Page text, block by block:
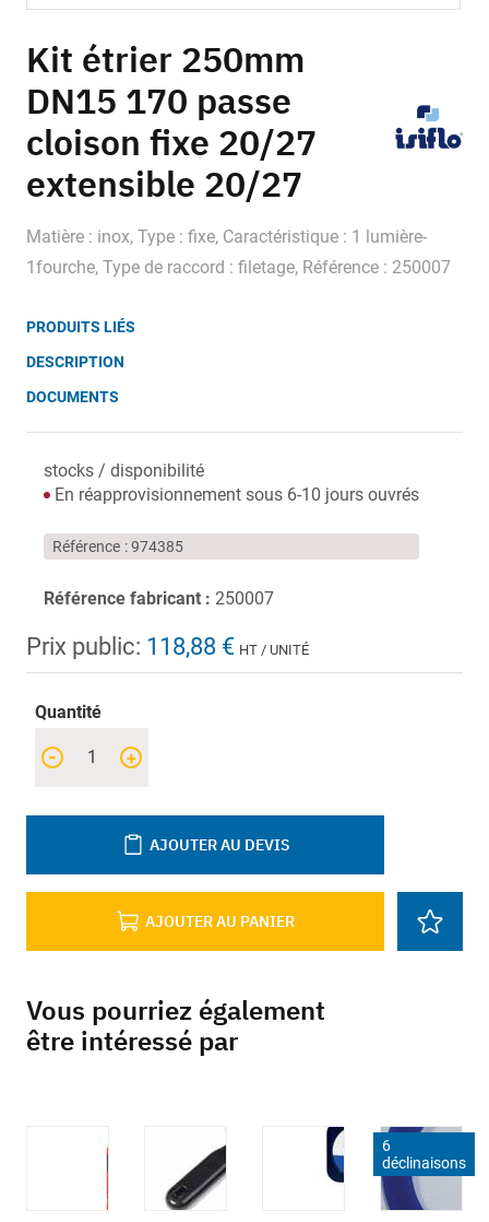
to
the
beginning
of
the
gallery
Kit étrier 250mm
DN15 170 passe
cloison fixe 20/27
extensible 20/27
Matière : inox, Type : fixe, Caractéristique : 1 lumière-
1fourche, Type de raccord : filetage, Référence : 250007
PRODUITS LIÉS
DESCRIPTION
DOCUMENTS
stocks / disponibilité
En réapprovisionnement sous 6-10 jours ouvrés
Référence 974385
Référence fabricant : 250007
Prix public: 118,88 € HT / UNITÉ
Quantité
+
-
AJOUTER AU PANIER
AJOUTER AU DEVIS
Vous pourriez également
être intéressé par
6
déclinaisons